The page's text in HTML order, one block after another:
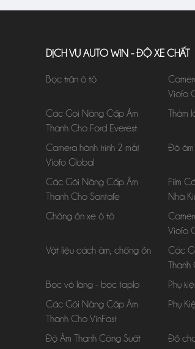
DỊCH VỤ AUTO WIN - ĐỘ XE CHẤT
Bọc trần ô tô
Viofo
Các Gói Nâng Cấp Âm
Thanh Cho Ford Everest
Thảm
Camera hành trình 2 mắt
Viofo Global
Độ
Các Gói Nâng Cấp Âm
Thanh Cho Santafe
Film
Nhà
Chống ồn xe ô tô
Viofo
Vật liệu cách âm, chống ồn
Các
Thanh
Bọc vô lăng - bọc taplo
Phụ
Các Gói Nâng Cấp Âm
Thanh Cho VinFast
Phụ
Độ Âm Thanh Công Suất
Đồ